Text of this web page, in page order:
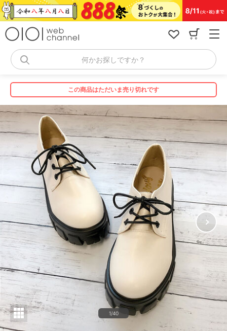
コ
ン
何かお探しですか？
この商品はただいま売り切れです
1/40